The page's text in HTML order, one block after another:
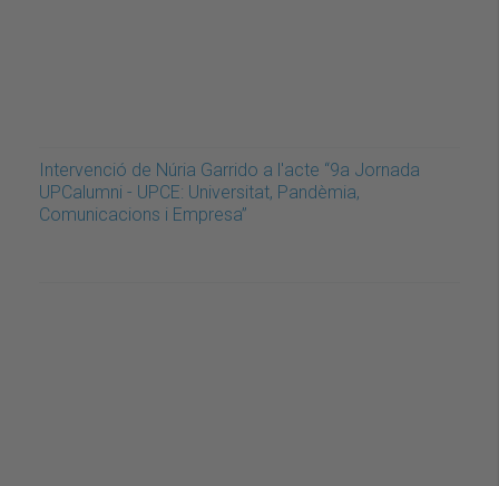
Intervenció de Núria Garrido a l'acte “9a Jornada
UPCalumni - UPCE: Universitat, Pandèmia,
Comunicacions i Empresa”